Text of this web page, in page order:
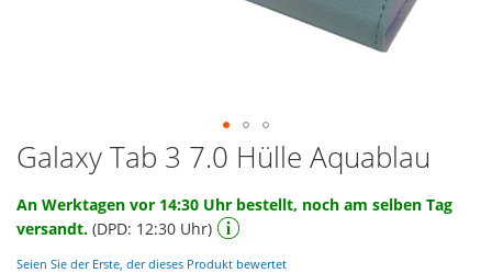
Zum
Anfang
der
Bildgalerie
springen
Galaxy Tab 3 7.0 Hülle Aquablau
An Werktagen vor 14:30 Uhr bestellt, noch am selben Tag
versandt. (DPD: 12:30 Uhr)
Seien Sie der Erste, der dieses Produkt bewertet